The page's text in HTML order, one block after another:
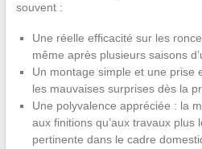
souvent :
Une réelle efficacité sur les
même après plusieurs saisons
Un montage simple et une prise
les mauvaises surprises dès la
Une polyvalence appréciée : la
aux finitions qu’aux travaux plus
pertinente dans le cadre